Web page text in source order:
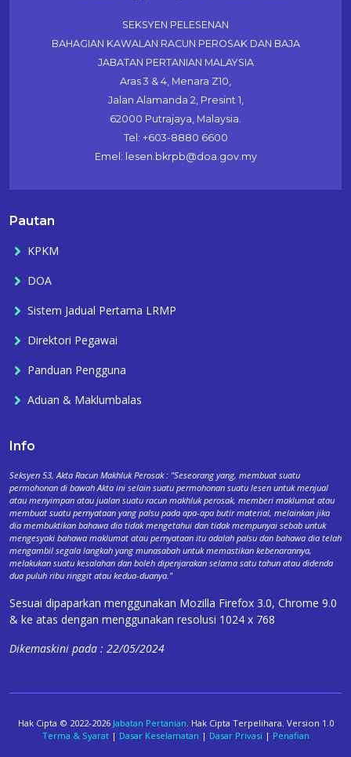
SEKSYEN PELESENAN
BAHAGIAN KAWALAN RACUN PEROSAK DAN BAJA
JABATAN PERTANIAN MALAYSIA
Aras 3 & 4, Menara Z10,
Jalan Alamanda 2, Presint 1,
62000 Putrajaya, Malaysia.
Tel: +603-8880 6600
Emel: lesen.bkrpb@doa.gov.my
Pautan
KPKM
DOA
Sistem Jadual Pertama LRMP
Direktori Pegawai
Panduan Pengguna
Aduan & Maklumbalas
Info
Seksyen 53, Akta Racun Makhluk Perosak : "Seseorang yang, membuat suatu
permohonan di bawah Akta ini selain suatu permohonan suatu lesen untuk menjual
atau menyimpan atau jualan suatu racun makhluk perosak, memberi maklumat atau
membuat suatu pernyataan yang palsu pada apa-apa butir material, melainkan jika
dia membuktikan bahawa dia tidak mengetahui dan tidak mempunyai sebab untuk
mengesyaki bahawa maklumat atau pernyataan itu adalah palsu dan bahawa dia telah
mengambil segala langkah yang munasabah untuk memastikan kebenarannya,
melakukan suatu kesalahan dan boleh dipenjarakan selama satu tahun atau didenda
dua puluh ribu ringgit atau kedua-duanya."
Sesuai dipaparkan menggunakan Mozilla Firefox 3.0, Chrome 9.0
& ke atas dengan menggunakan resolusi 1024 x 768
Dikemaskini pada : 22/05/2024
Hak Cipta © 2022-2026 Jabatan Pertanian. Hak Cipta Terpelihara. Version 1.0
Terma & Syarat| Dasar Keselamatan | Dasar Privasi | Penafian